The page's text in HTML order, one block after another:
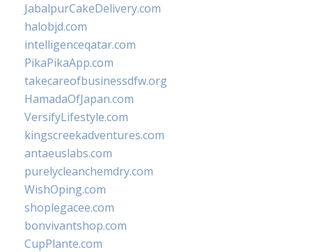
JabalpurCakeDelivery.com
halobjd.com
intelligenceqatar.com
PikaPikaApp.com
takecareofbusinessdfw.org
HamadaOfJapan.com
VersifyLifestyle.com
kingscreekadventures.com
antaeuslabs.com
purelycleanchemdry.com
WishOping.com
shoplegacee.com
bonvivantshop.com
CupPlante.com